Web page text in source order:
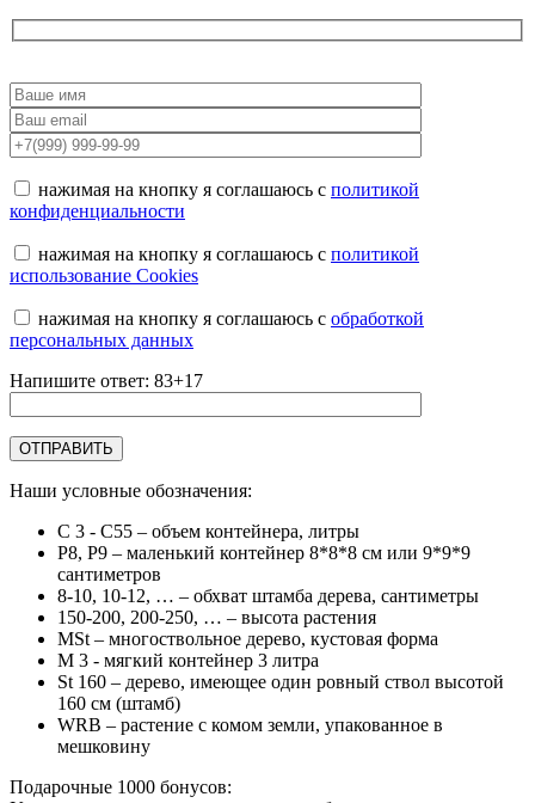
нажимая на кнопку я соглашаюсь с политикой
конфиденциальности
нажимая на кнопку я соглашаюсь с политикой
использование Cookies
нажимая на кнопку я соглашаюсь с обработкой
персональных данных
Напишите ответ: 83+17
Наши условные обозначения:
C 3 - C55 – объем контейнера, литры
Р8, Р9 – маленький контейнер 8*8*8 см или 9*9*9
сантиметров
8-10, 10-12, … – обхват штамба дерева, сантиметры
150-200, 200-250, … – высота растения
MSt – многоствольное дерево, кустовая форма
М 3 - мягкий контейнер 3 литра
St 160 – дерево, имеющее один ровный ствол высотой
160 см (штамб)
WRB – растение с комом земли, упакованное в
мешковину
Подарочные 1000 бонусов: